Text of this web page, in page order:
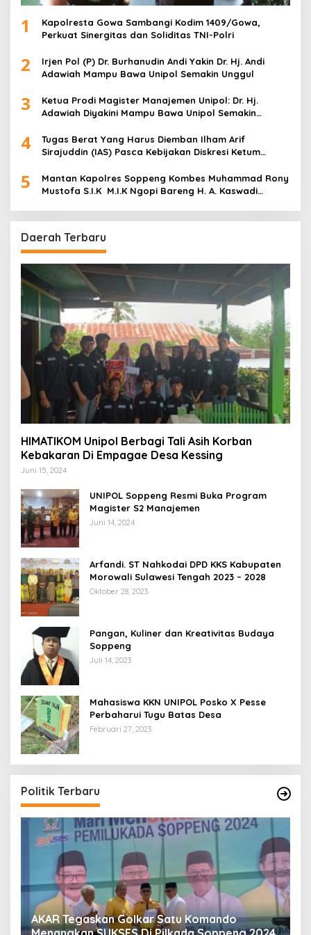
1
Kapolresta Gowa Sambangi Kodim 1409/Gowa,
Perkuat Sinergitas dan Soliditas TNI-Polri
2
Irjen Pol (P) Dr. Burhanudin Andi Yakin Dr. Hj. Andi
Adawiah Mampu Bawa Unipol Semakin Unggul
3
Ketua Prodi Magister Manajemen Unipol: Dr. Hj.
Adawiah Diyakini Mampu Bawa Unipol Semakin
4
Tugas Berat Yang Harus Diemban Ilham Arif
Sirajuddin (IAS) Pasca Kebijakan Diskresi Ketum
5
Mantan Kapolres Soppeng Kombes Muhammad Rony
Mustofa S.I.K M.I.K Ngopi Bareng H. A. Kaswadi
Daerah Terbaru
HIMATIKOM Unipol Berbagi Tali Asih Korban
Kebakaran Di Empagae Desa Kessing
Juni 15, 2024
UNIPOL Soppeng Resmi Buka Program
Magister S2 Manajemen
Juni 14, 2024
Arfandi. ST Nahkodai DPD KKS Kabupaten
Morowali Sulawesi Tengah 2023 – 2028
Oktober 28, 2023
Pangan, Kuliner dan Kreativitas Budaya
Soppeng
Juli 14, 2023
Mahasiswa KKN UNIPOL Posko X Pesse
Perbaharui Tugu Batas Desa
Februari 27, 2023
Politik Terbaru
AKAR Tegaskan Golkar Satu Komando